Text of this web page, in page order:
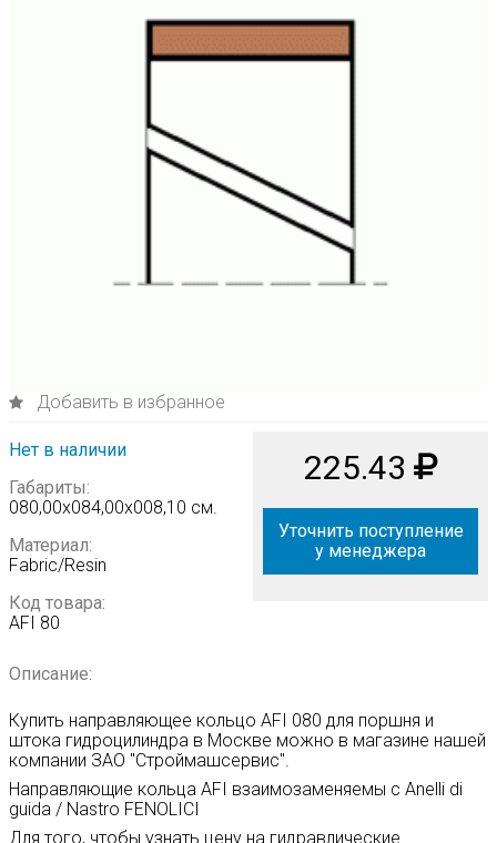
Добавить в избранное
Нет в наличии
Габариты:
080,00х084,00х008,10 см.
Материал:
Fabric/Resin
Код товара:
AFI 80
225.43
Уточнить поступление
у менеджера
Описание:
Купить направляющее кольцо AFI 080 для поршня и
штока гидроцилиндра в Москве можно в магазине нашей
компании ЗАО "Строймашсервис".
Направляющие кольца AFI взаимозаменяемы с Anelli di
guida / Nastro FENOLICI
Для того, чтобы узнать цену на гидравлические